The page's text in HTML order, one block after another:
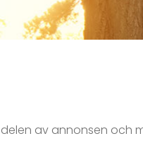
av annonsen och